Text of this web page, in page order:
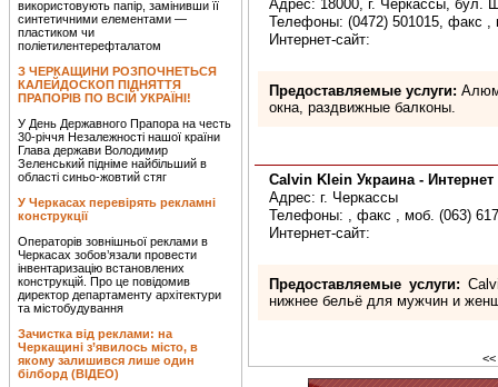
використовують папір, замінивши її
синтетичними елементами —
пластиком чи
поліетилентерефталатом
З ЧЕРКАЩИНИ РОЗПОЧНЕТЬСЯ
КАЛЕЙДОСКОП ПІДНЯТТЯ
ПРАПОРІВ ПО ВСІЙ УКРАЇНІ!
У День Державного Прапора на честь
30-річчя Незалежності нашої країни
Глава держави Володимир
Зеленський підніме найбільший в
області синьо-жовтий стяг
У Черкасах перевірять рекламні
конструкції
Операторів зовнішньої реклами в
Черкасах зобов’язали провести
інвентаризацію встановлених
конструкцій. Про це повідомив
директор департаменту архітектури
та містобудування
Зачистка від реклами: на
Черкащині з’явилось місто, в
якому залишився лише один
білборд (ВІДЕО)
Адрес: 18000, г. Черкассы, бул.
Телефоны: (0472) 501015, факс ,
Интернет-сайт:
Предоставляемые услуги:
окна, раздвижные балконы.
Calvin Klein Украина - Интернет
Адрес: г. Черкассы
Телефоны: , факс , моб. (063)
Интернет-сайт:
Предоставляемые услуги:
нижнее бельё для мужчин и